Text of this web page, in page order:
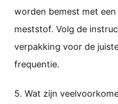
worden bemest met
meststof. Volg de
verpakking voor de
frequentie.
5. Wat zijn